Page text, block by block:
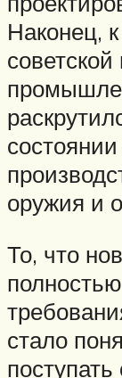
Наконец,
оружия и
То, что
стало